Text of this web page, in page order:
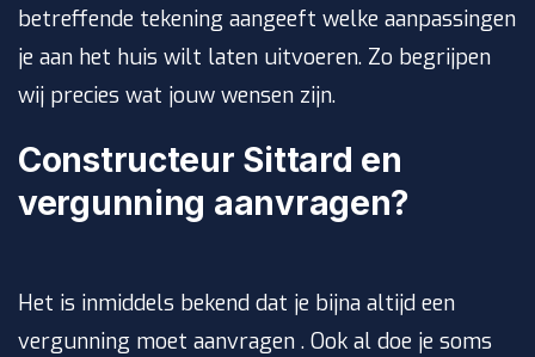
betreffende tekening aangeeft welke aanpassingen
je aan het huis wilt laten uitvoeren. Zo begrijpen
wij precies wat jouw wensen zijn.
Constructeur Sittard en
vergunning aanvragen?
Het is inmiddels bekend dat je bijna altijd een
vergunning moet aanvragen . Ook al doe je soms